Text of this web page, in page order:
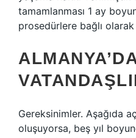
tamamlanması 1 ay
prosedürlere bağlı olarak
Gereksinimler. Aşağıda
oluşuyorsa, beş yıl